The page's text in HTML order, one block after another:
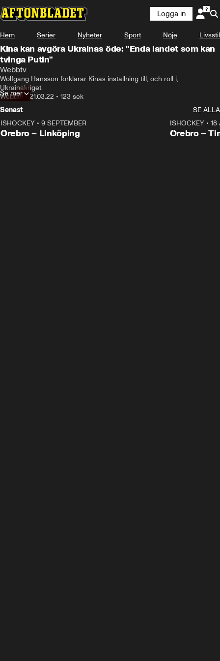
Logga in
Hem Serier Nyheter Sport Nöje Livsstil
Kina kan avgöra Ukrainas öde: "Enda landet som kan
tvinga Putin"
Webbtv
Wolfgang Hansson förklarar Kinas inställning till, och roll i,
Ukrainakriget.
Webbtv • 21.03.22 • 123 sek
Se mer
Senast
SE ALLA
Plus
ISHOCKEY • 9 SEPTEMBER
Örebro – Linköping
Plus
ISHOCKEY• 18
Örebro –